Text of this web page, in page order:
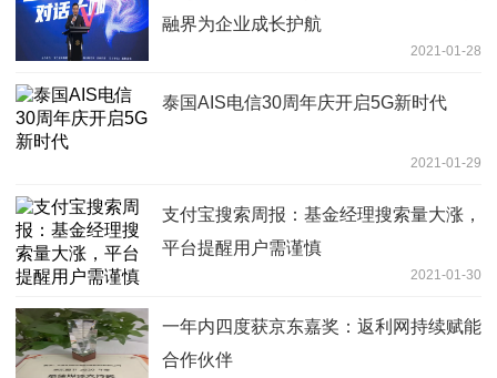
融界为企业成长护航
2021-01-28
泰国AIS电信30周年庆开启5G新时代
2021-01-29
支付宝搜索周报：基金经理搜索量大涨，
平台提醒用户需谨慎
2021-01-30
一年内四度获京东嘉奖：返利网持续赋能
合作伙伴